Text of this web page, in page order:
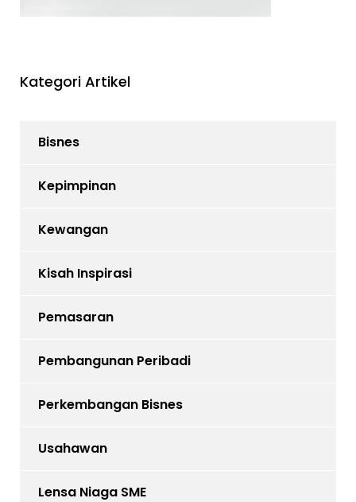
Kategori Artikel
Bisnes
Kepimpinan
Kewangan
Kisah Inspirasi
Pemasaran
Pembangunan Peribadi
Perkembangan Bisnes
Usahawan
Lensa Niaga SME